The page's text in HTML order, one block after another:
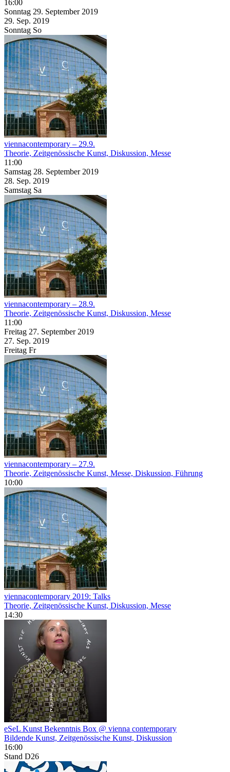
16:00
Sonntag 29. September 2019
29. Sep. 2019
Sonntag So
viennacontemporary – 29.9.
Theorie, Zeitgenössische Kunst, Diskussion, Messe
11:00
Samstag 28. September 2019
28. Sep. 2019
Samstag Sa
viennacontemporary – 28.9.
Theorie, Zeitgenössische Kunst, Diskussion, Messe
11:00
Freitag 27. September 2019
27. Sep. 2019
Freitag Fr
viennacontemporary – 27.9.
Theorie, Zeitgenössische Kunst, Messe, Diskussion, Führung
10:00
viennacontemporary 2019: Talks
Theorie, Zeitgenössische Kunst, Diskussion, Messe
14:30
eSeL Kunst Bekenntnis Box @ vienna contemporary
Bildende Kunst, Zeitgenössische Kunst, Diskussion
16:00
Stand D26